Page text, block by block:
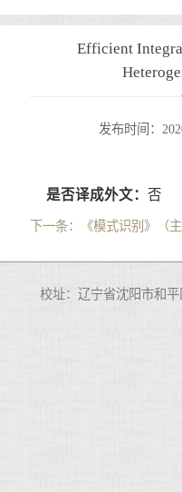
Efficient
发布时间：
是否译成外文： 否
下一条： 《模式识别》（主
校址：辽宁省沈阳市和平